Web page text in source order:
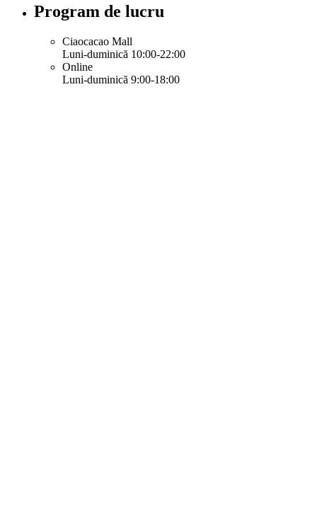
Program de lucru
Ciaocacao Mall
Luni-duminică 10:00-22:00
Online
Luni-duminică 9:00-18:00